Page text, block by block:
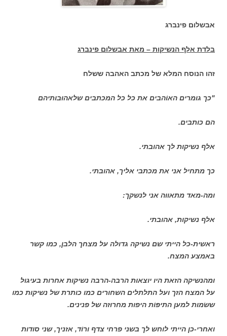
אבשלום פינברג
בלדת אלף הנשיקות – מאת אבשלום פינברג
זהו הנוסח המלא של מכתב האהבה ששלח
"כך גומרים האוֹהבים את כל כל המכתבים שלאהוּבותיהם
הם כותבים.
אלף נשיקות לך אהובתי.
כך מתחיל אני את מכתבי אליך, אהובתי.
ומה-מאד מתאווה אני לנשקך:
אלף נשיקות, אהובתי.
ראשית-כל הייתי שם נשיקה גדולה על מצחך הלבן, כמו קשר
באמצע המצח.
ומהנשיקה הזאת היו יוצאות הרבה-הרבה נשיקות אחרות בעיגול
על המצח הזך ועל התלתלים השחורים כמו כותרת של נשיקות כמו
ששׂמות למען התיפּוֹת היפות מחרוזה של פנינים.
ואחרי-כן הייתי לוחש לך בשני פרחי צדף ורוֹד, אזניך, שני סודות